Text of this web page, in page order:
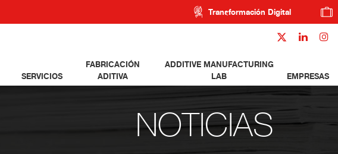
Transformación Digital
SERVICIOS
FABRICACIÓN
ADITIVA
ADDITIVE MANUFACTURING
LAB
EMPRESAS
NOTICIAS